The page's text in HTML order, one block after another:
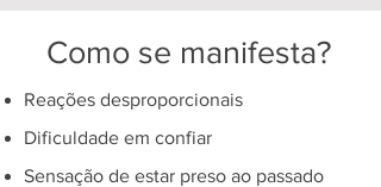
Como se manifesta?
Reações desproporcionais
Dificuldade em confiar
Sensação de estar preso ao passado